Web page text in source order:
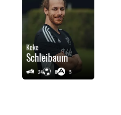
Keke
Schleibaum
24 8 5